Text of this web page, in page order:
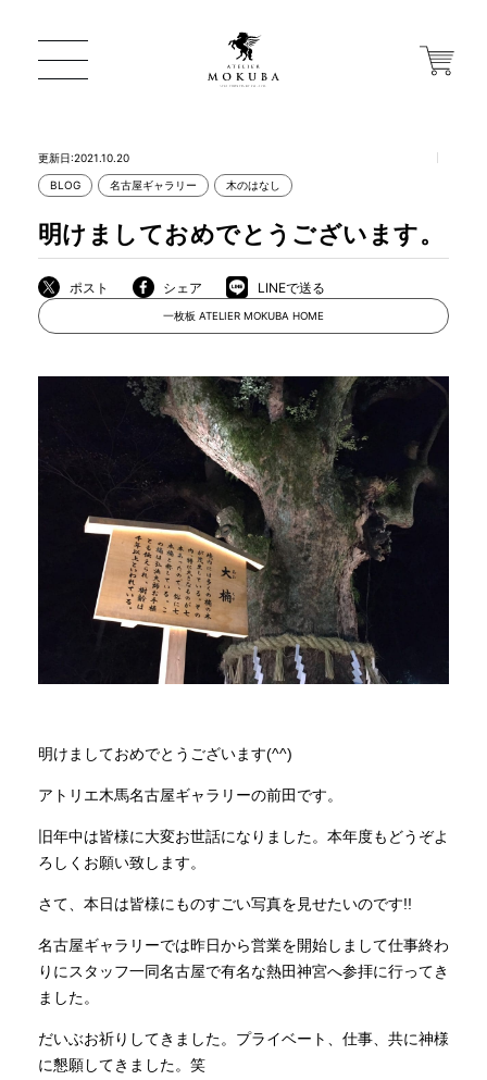
店舗から探す
MOKUBA について
商品情報
直営店
全商品一覧
納品事例
INFORMATION
更新日:2021.10.20
BLOG 名古屋ギャラリー 木のはなし
明けましておめでとうございます。
ポスト シェア LINEで送る
一枚板 ATELIER MOKUBA HOME
明けましておめでとうございます(^^)
アトリエ木馬名古屋ギャラリーの前田です。
旧年中は皆様に大変お世話になりました。本年度もどうぞよ
ろしくお願い致します。
さて、本日は皆様にものすごい写真を見せたいのです!!
名古屋ギャラリーでは昨日から営業を開始しまして仕事終わ
りにスタッフ一同名古屋で有名な熱田神宮へ参拝に行ってき
ました。
だいぶお祈りしてきました。プライベート、仕事、共に神様
に懇願してきました。笑